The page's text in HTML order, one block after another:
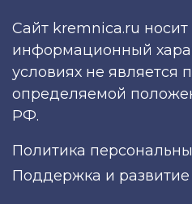
Сайт kremnica.ru
информационный
условиях не является
определяемой
РФ.
Политика
Поддержка и развитие